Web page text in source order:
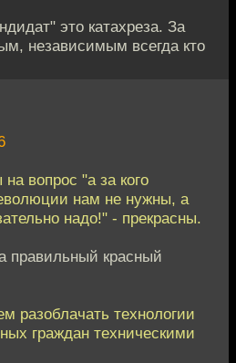
это катахреза. За
независимым всегда кто
вопрос "а за кого
нам не нужны, а
надо!" - прекрасны.
правильный красный
разоблачать технологии
граждан техническими